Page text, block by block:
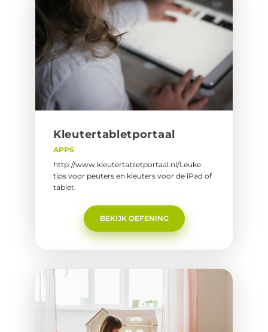
Kleu­ter­ta­blet­por­taal
APPS
http://www.kleutertabletportaal.nl/Leuke
tips voor peuters en kleuters voor de iPad of
tablet.
BEKIJK OEFENING